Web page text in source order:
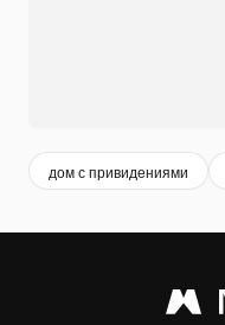
дом с привидениями